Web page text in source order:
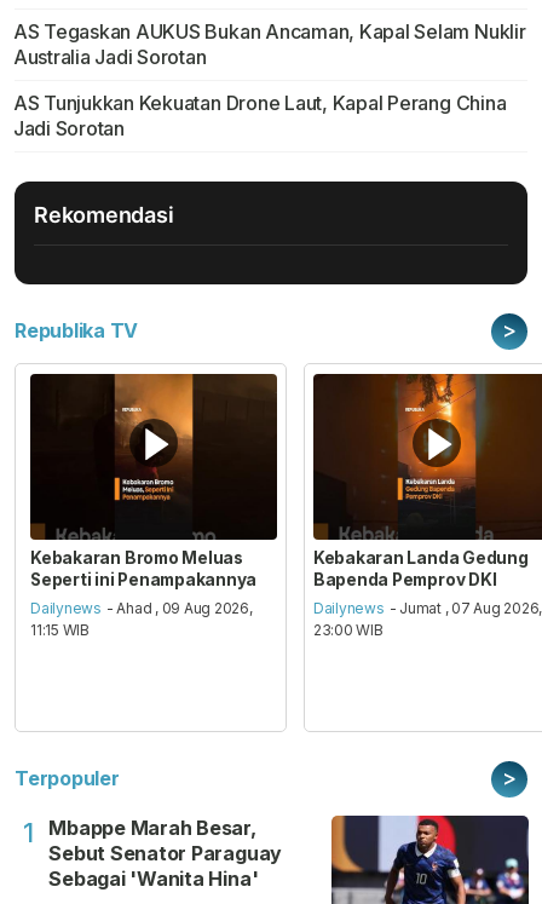
AS Tegaskan AUKUS Bukan Ancaman, Kapal Selam Nuklir
Australia Jadi Sorotan
AS Tunjukkan Kekuatan Drone Laut, Kapal Perang China
Jadi Sorotan
Rekomendasi
Republika TV >
Kebakaran Bromo Meluas
Seperti ini Penampakannya
Dailynews - Ahad , 09 Aug 2026,
11:15 WIB
Kebakaran Landa Gedung
Bapenda Pemprov DKI
Dailynews - Jumat , 07 Aug 2026,
23:00 WIB
Terpopuler >
1
Mbappe Marah Besar,
Sebut Senator Paraguay
Sebagai 'Wanita Hina'